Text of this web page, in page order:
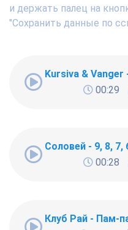
и держать палец на
"Сохранить данные по
Kursiva & Vanger
00:29
Соловей - 9, 8, 7,
00:28
Клуб Рай - Пам-